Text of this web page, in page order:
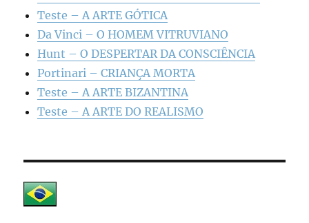
Teste – A ARTE GÓTICA
Da Vinci – O HOMEM VITRUVIANO
Hunt – O DESPERTAR DA CONSCIÊNCIA
Portinari – CRIANÇA MORTA
Teste – A ARTE BIZANTINA
Teste – A ARTE DO REALISMO